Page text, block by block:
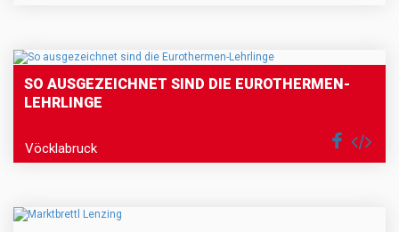
SO AUSGEZEICHNET SIND DIE EUROTHERMEN-
LEHRLINGE
Vöcklabruck